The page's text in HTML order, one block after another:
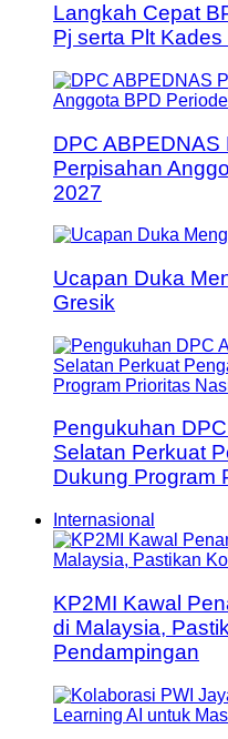
Langkah Cepat
Pj serta Plt
DPC
Perpisahan
2027
Ucapan Duka
Gresik
Pengukuhan
Selatan Perkuat
Dukung Program
Internasional
KP2MI Kawal
di Malaysia,
Pendampingan